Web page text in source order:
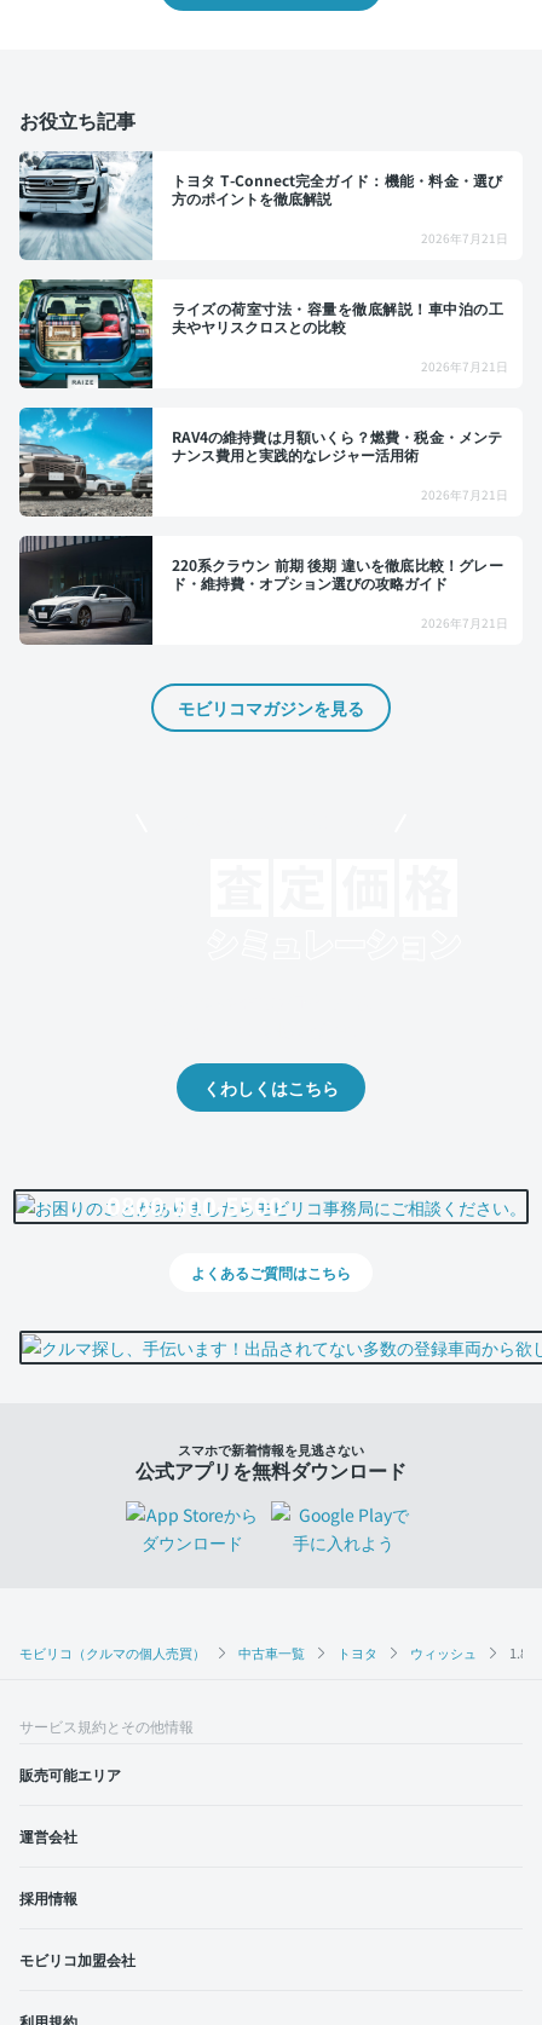
モビリコ（クルマの個人売買） 中古車一覧 トヨタ ウィッシュ 1.8S
お役立ち記事
トヨタ T-Connect完全ガイド：機能・料金・選び
方のポイントを徹底解説
2026年7月21日
ライズの荷室寸法・容量を徹底解説！車中泊の工
夫やヤリスクロスとの比較
2026年7月21日
RAV4の維持費は月額いくら？燃費・税金・メンテ
ナンス費用と実践的なレジャー活用術
2026年7月21日
220系クラウン 前期 後期 違いを徹底比較！グレー
ド・維持費・オプション選びの攻略ガイド
2026年7月21日
モビリコマガジンを見る
くわしくはこちら
0800-500-5500
よくあるご質問はこちら
スマホで新着情報を見逃さない
公式アプリを無料ダウンロード
サービス規約とその他情報
販売可能エリア
運営会社
採用情報
モビリコ加盟会社